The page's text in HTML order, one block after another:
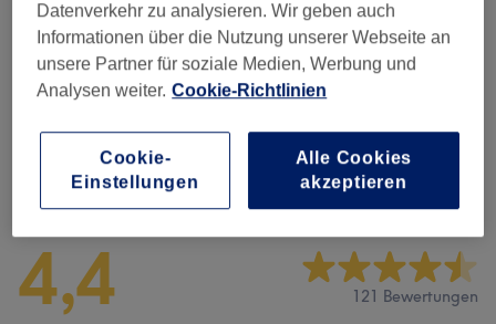
Damen Waxing (26) ab 7 €
Damen - Farbe & Coloration (1)
Salonbewertungen
4,4 121 Bewertungen
Datenverkehr zu analysieren. Wir geben auch
Informationen über die Nutzung unserer Webseite an
unsere Partner für soziale Medien, Werbung und
Analysen weiter. Cookie-Richtlinien
Cookie-
Einstellungen
Alle Cookies
akzeptieren